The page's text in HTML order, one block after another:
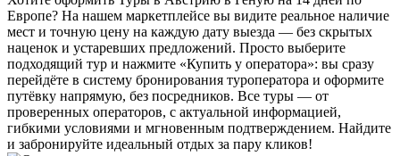
Европе? На нашем маркетплейсе вы видите реальное наличие
мест и точную цену на каждую дату выезда — без скрытых
наценок и устаревших предложений. Просто выберите
подходящий тур и нажмите «Купить у оператора»: вы сразу
перейдёте в систему бронирования туроператора и оформите
путёвку напрямую, без посредников. Все туры — от
проверенных операторов, с актуальной информацией,
гибкими условиями и мгновенным подтверждением. Найдите
и забронируйте идеальный отдых за пару кликов!